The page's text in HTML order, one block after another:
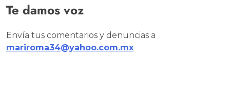
Te damos voz
Envía tus comentarios y denuncias a
mariroma34@yahoo.com.mx